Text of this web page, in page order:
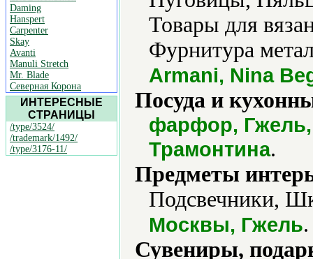
Daming
Hanspert
Carpenter
Skay
Avanti
Manuli Stretch
Mr. Blade
Северная Корона
ИНТЕРЕСНЫЕ
СТРАНИЦЫ
/type/3524/
/trademark/1492/
/type/3176-11/
Товары для
Фурнитура
Armani, Nina
Посуда и
фарфор, Гжель,
Трамонтина.
Предметы
Подсвечники,
Москвы, Гжель.
Сувениры,